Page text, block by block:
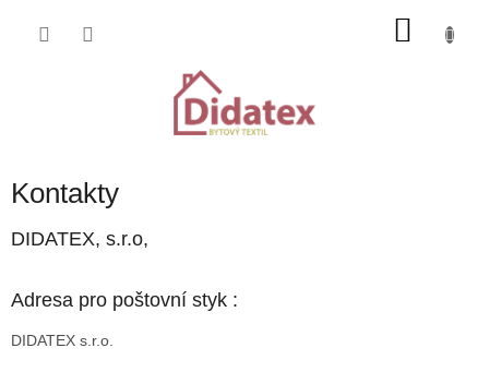
Kontakty
DIDATEX, s.r.o,
Adresa pro poštovní styk :
DIDATEX s.r.o.